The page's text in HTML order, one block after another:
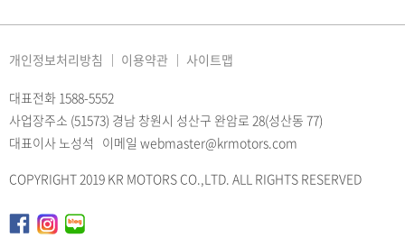
개인정보처리방침 이용약관 사이트맵
대표전화 1588-5552
사업장주소 (51573) 경남 창원시 성산구 완암로 28(성산동 77)
대표이사 노성석 이메일 webmaster@krmotors.com
COPYRIGHT 2019 KR MOTORS CO.,LTD. ALL RIGHTS RESERVED